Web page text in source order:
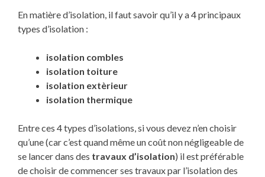
En matière d’isolation, il faut savoir qu’il y a 4 principaux
types d’isolation :
isolation combles
isolation toiture
isolation extèrieur
isolation thermique
Entre ces 4 types d’isolations, si vous devez n’en choisir
qu’une (car c’est quand même un coût non négligeable de
se lancer dans des travaux d’isolation) il est préférable
de choisir de commencer ses travaux par l’isolation des